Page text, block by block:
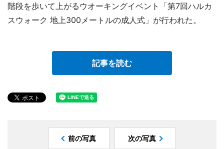
階段を歩いて上がるウオーキングイベント「第7回ハルカ
スウォーク 地上300メートルの成人式」が行われた。
記事を読む
前の写真 次の写真